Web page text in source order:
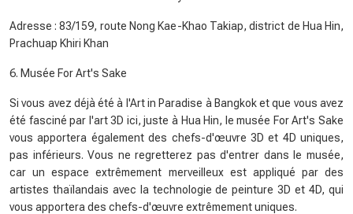
Adresse : 83/159, route Nong Kae-Khao Takiap, district de Hua Hin,
Prachuap Khiri Khan
6. Musée For Art's Sake
Si vous avez déjà été à l'Art in Paradise à Bangkok et que vous avez
été fasciné par l'art 3D ici, juste à Hua Hin, le musée For Art's Sake
vous apportera également des chefs-d'œuvre 3D et 4D uniques,
pas inférieurs. Vous ne regretterez pas d'entrer dans le musée,
car un espace extrêmement merveilleux est appliqué par des
artistes thaïlandais avec la technologie de peinture 3D et 4D, qui
vous apportera des chefs-d'œuvre extrêmement uniques.